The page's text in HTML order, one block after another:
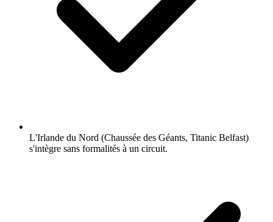
L'Irlande du Nord (Chaussée des Géants, Titanic Belfast)
s'intègre sans formalités à un circuit.